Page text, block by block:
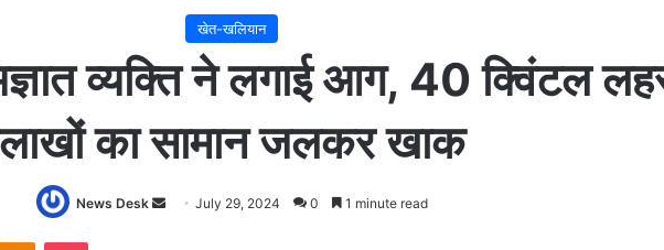
खेत-खलियान
व्यक्ति ने लगाई आग, 40 क्विंटल
का सामान जलकर खाक
News Desk
SendJuly 29, 2024 0 1 minute read
Odnoklassniki
Pocket